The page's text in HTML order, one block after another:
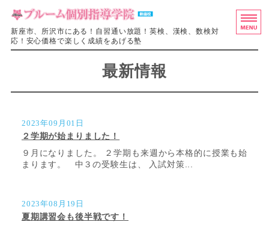
ブルーム個
新座市、所沢市にある！自習通い放題！英検、漢検、数検対
応！安心価格で楽しく成績をあげる塾
料金・授業システム
お問い合わせ
最新情報
2023年09月01日
２学期が始まりました！
９月になりました。 ２学期も来週から本格的に授業も始
まります。 中３の受験生は、 入試対策...
2023年08月19日
夏期講習会も後半戦です！